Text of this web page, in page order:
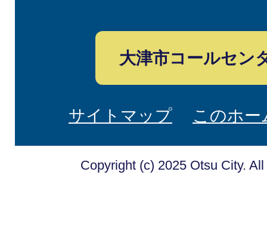
大津市コールセン
サイトマップ このホ
Copyright (c) 2025 Otsu City.